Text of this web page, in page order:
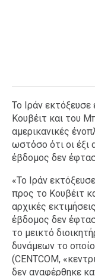
Το Ιράν
Κουβέιτ και του
αμερικανικές
ωστόσο ότι οι έξι
έβδομος δεν
«Το Ιράν
προς το Κουβέιτ
αρχικές
έβδομος δεν
το μεικτό
δυνάμεων το
(CENTCOM,
δεν αναφέρθηκε